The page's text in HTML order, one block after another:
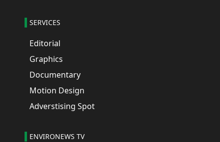
SERVICES
Editorial
Graphics
Documentary
Motion Design
Adverstising Spot
ENVIRONEWS TV